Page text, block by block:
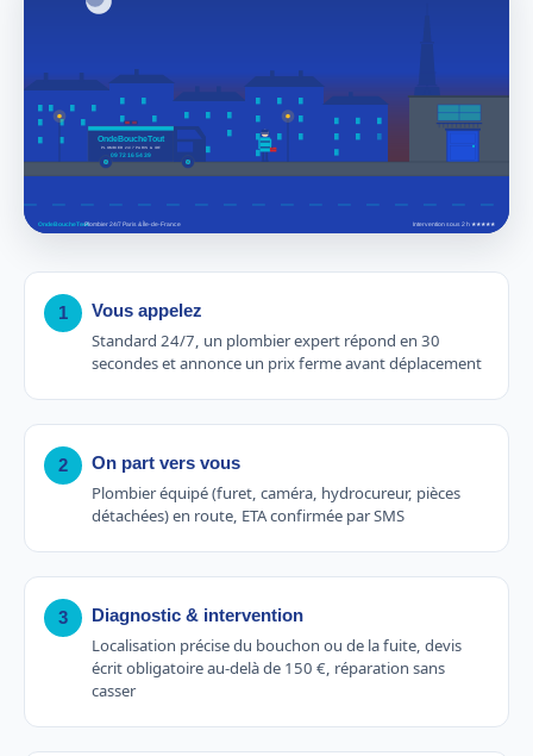
1 Vous appelez
Standard 24/7, un plombier expert répond en 30
secondes et annonce un prix ferme avant déplacement
2 On part vers vous
Plombier équipé (furet, caméra, hydrocureur, pièces
détachées) en route, ETA confirmée par SMS
3 Diagnostic & intervention
Localisation précise du bouchon ou de la fuite, devis
écrit obligatoire au-delà de 150 €, réparation sans
casser